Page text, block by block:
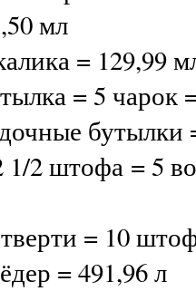
мл
= 129,99
= 5 чарок
бутылки
1/2 штофа = 5
= 10
= 491,96 л